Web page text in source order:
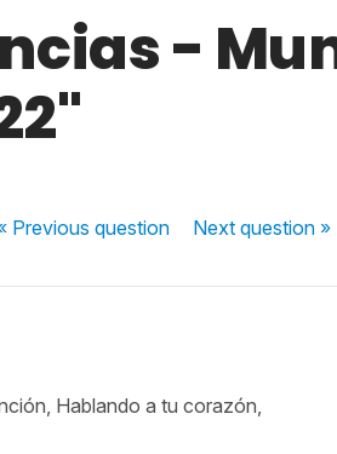
-
Previousquestion Nextquestion »
Hablando a tu corazón,